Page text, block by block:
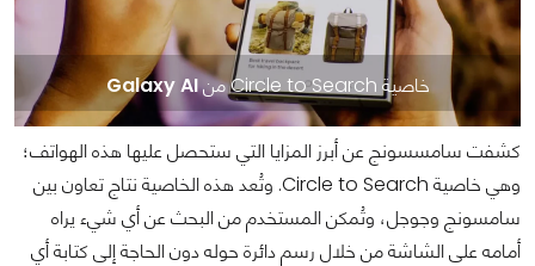
خاصية Circle to Search من Galaxy AI
كشفت سامسسونج عن أبرز المزايا التي ستحصل عليها هذه الهواتف؛
وهي خاصية Circle to Search. وتُعد هذه الخاصية نتاج تعاون بين
سامسونج وجوجل، وتُمكن المستخدم من البحث عن أي شيء يراه
أمامه على الشاشة من خلال رسم دائرة حوله دون الحاجة إلى كتابة أي